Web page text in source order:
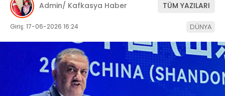
Admin/ Kafkasya Haber TÜM YAZILARI
Giriş: 17-06-2026 16:24 DÜNYA